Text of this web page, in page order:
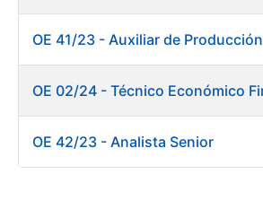
OE 41/23 - Auxiliar de Producción
OE 42/23 - Analista Senior